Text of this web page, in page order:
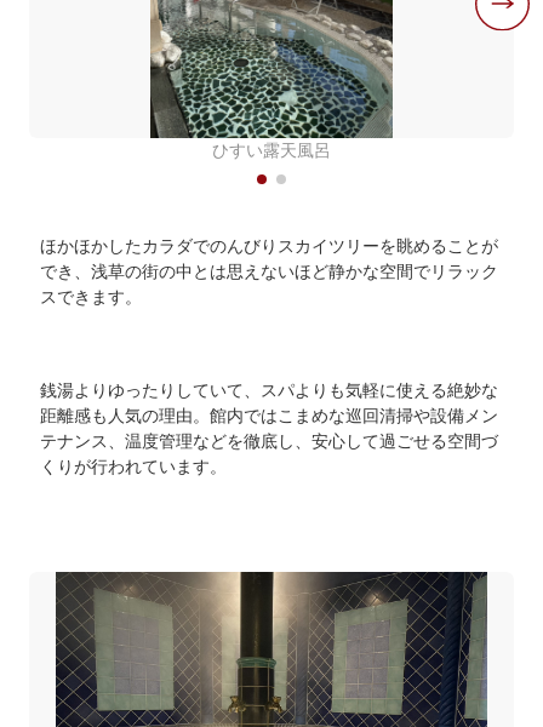
ひすい露天風呂
ほかほかしたカラダでのんびりスカイツリーを眺めることが
でき、浅草の街の中とは思えないほど静かな空間でリラック
スできます。
銭湯よりゆったりしていて、スパよりも気軽に使える絶妙な
距離感も人気の理由。館内ではこまめな巡回清掃や設備メン
テナンス、温度管理などを徹底し、安心して過ごせる空間づ
くりが行われています。